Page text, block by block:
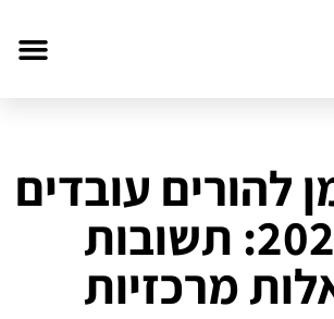
להורים עובדים
ב-2025: תשובות
מרכזיות